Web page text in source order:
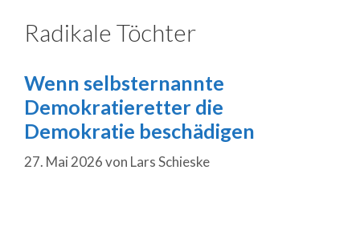
Radikale Töchter
Wenn selbsternannte
Demokratieretter die
Demokratie beschädigen
27. Mai 2026von Lars Schieske